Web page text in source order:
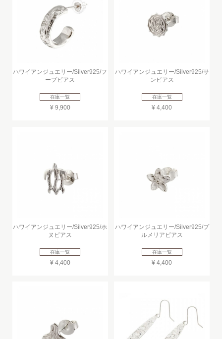
ハワイアンジュエリー/Silver925/フ
ープピアス
在庫一覧
¥ 9,900
ハワイアンジュエリー/Silver925/サ
ンピアス
在庫一覧
¥ 4,400
ハワイアンジュエリー/Silver925/ホ
ヌピアス
在庫一覧
¥ 4,400
ハワイアンジュエリー/Silver925/プ
ルメリアピアス
在庫一覧
¥ 4,400